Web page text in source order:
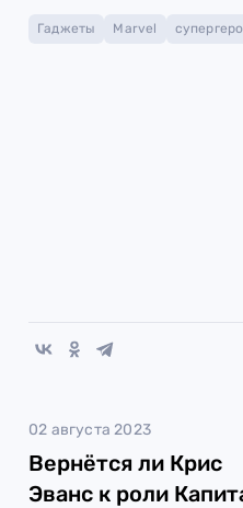
«Мстителей»
Гаджеты Marvel
02 августа 2023
Вернётся ли Крис
Эванс к роли